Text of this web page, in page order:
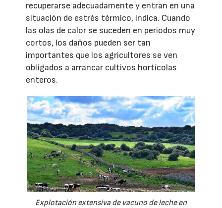
recuperarse adecuadamente y entran en una
situación de estrés térmico, indica. Cuando
las olas de calor se suceden en periodos muy
cortos, los daños pueden ser tan
importantes que los agricultores se ven
obligados a arrancar cultivos hortícolas
enteros.
Explotación extensiva de vacuno de leche en